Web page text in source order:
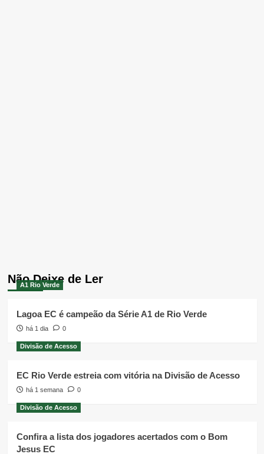
Não Deixe de Ler
A1 Rio Verde
Lagoa EC é campeão da Série A1 de Rio Verde
há 1 dia 0
Divisão de Acesso
EC Rio Verde estreia com vitória na Divisão de Acesso
há 1 semana 0
Divisão de Acesso
Confira a lista dos jogadores acertados com o Bom
Jesus EC